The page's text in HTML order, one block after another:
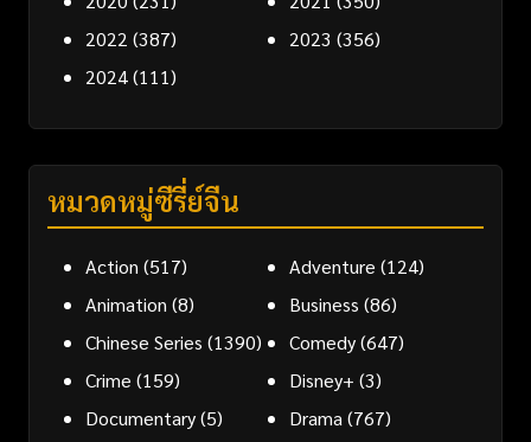
2022 (387) 2023 (356)
2024(111)
หมวดหมู่ซีรี่ย์จีน
Action (517) Adventure (124)
Animation (8) Business (86)
Chinese Series (1390) Comedy(647)
Crime (159) Disney+ (3)
Documentary(5) Drama(767)